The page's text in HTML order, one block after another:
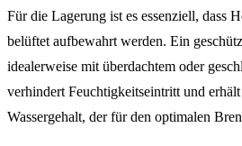
Für die Lagerung ist es essenziell, dass
belüftet aufbewahrt werden. Ein
idealerweise mit überdachtem oder
verhindert Feuchtigkeitseintritt und
Wassergehalt, der für den optimalen